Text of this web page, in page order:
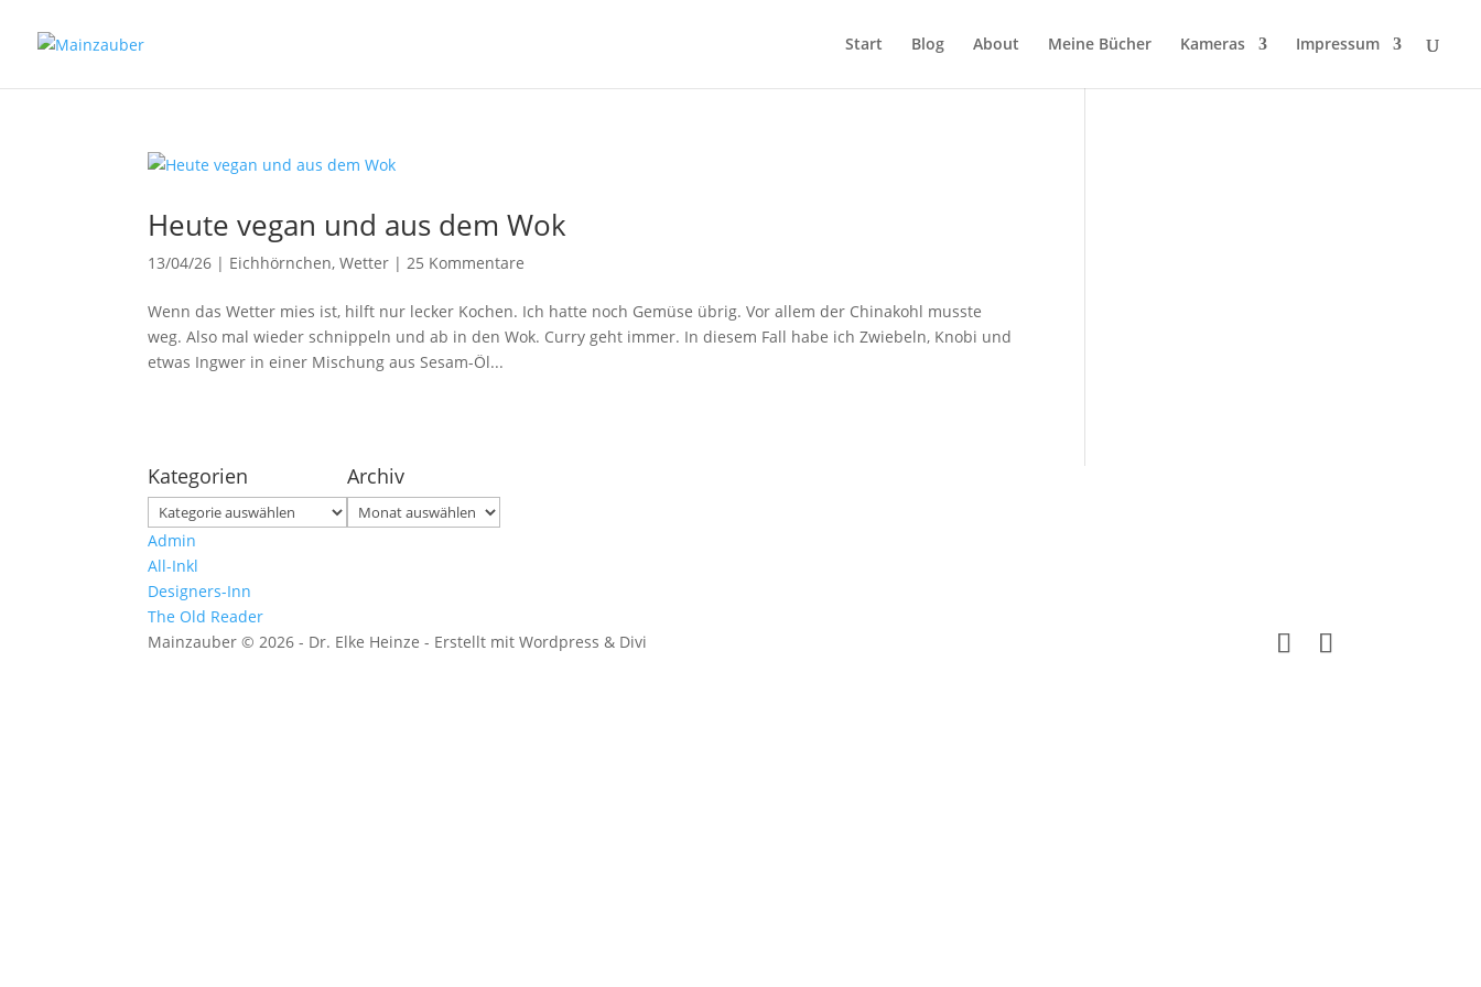
Start Blog About Meine Bücher Kameras Impressum
Heute vegan und aus dem Wok
13/04/26 | Eichhörnchen,Wetter |25 Kommentare
Wenn das Wetter mies ist, hilft nur lecker Kochen. Ich hatte noch Gemüse übrig. Vor allem der Chinakohl musste
weg. Also mal wieder schnippeln und ab in den Wok. Curry geht immer. In diesem Fall habe ich Zwiebeln, Knobi und
etwas Ingwer in einer Mischung aus Sesam-Öl...
Kategorien
Kategorien
Archiv
Archiv
Admin
All-Inkl
Designers-Inn
The Old Reader
Mainzauber © 2026 - Dr. Elke Heinze - Erstellt mit Wordpress & Divi